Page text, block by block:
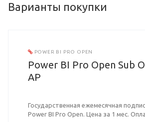
Варианты покупки
POWER BI PRO OPEN
Power BI Pro Open Sub
AP
Государственная ежемесячная
Power BI Pro Open. Цена за 1 мес.